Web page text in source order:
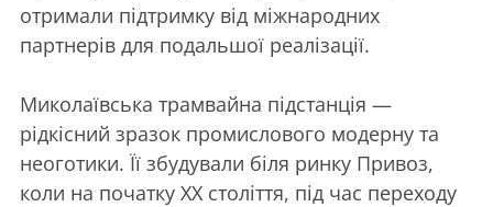
отримали підтримку від міжнародних
партнерів для подальшої реалізації.
Миколаївська трамвайна підстанція —
рідкісний зразок промислового модерну та
неоготики. Її збудували біля ринку Привоз,
коли на початку XX століття, під час переходу